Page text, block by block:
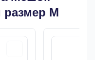
размер М